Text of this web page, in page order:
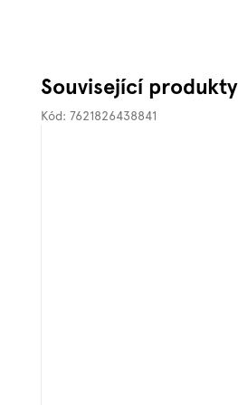
Související produkty
Kód: 7621826438841